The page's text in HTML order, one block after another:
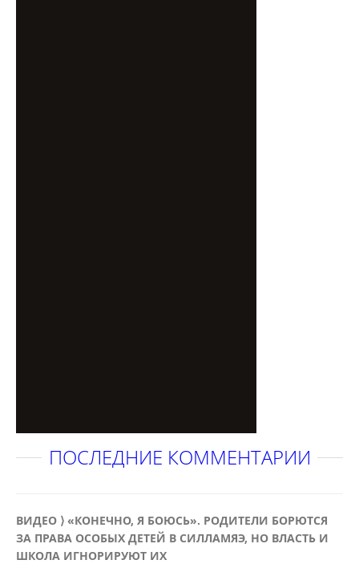
ПОСЛЕДНИЕ КОММЕНТАРИИ
ВИДЕО ⟩ «КОНЕЧНО, Я БОЮСЬ». РОДИТЕЛИ БОРЮТСЯ
ЗА ПРАВА ОСОБЫХ ДЕТЕЙ В СИЛЛАМЯЭ, НО ВЛАСТЬ И
ШКОЛА ИГНОРИРУЮТ ИХ